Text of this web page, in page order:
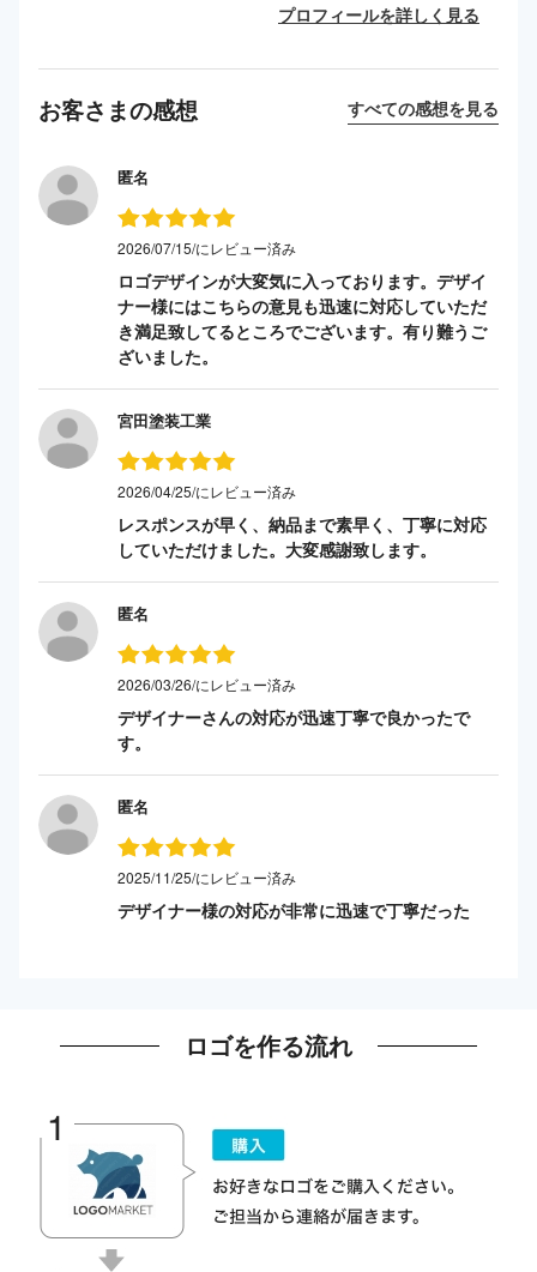
プロフィールを詳しく見る
お客さまの感想 すべての感想を見る
匿名
2026/07/15/にレビュー済み
ロゴデザインが大変気に入っております。デザイ
ナー様にはこちらの意見も迅速に対応していただ
き満足致してるところでございます。有り難うご
ざいました。
宮田塗装工業
2026/04/25/にレビュー済み
レスポンスが早く、納品まで素早く、丁寧に対応
していただけました。大変感謝致します。
匿名
2026/03/26/にレビュー済み
デザイナーさんの対応が迅速丁寧で良かったで
す。
匿名
2025/11/25/にレビュー済み
デザイナー様の対応が非常に迅速で丁寧だった
ロゴを作る流れ